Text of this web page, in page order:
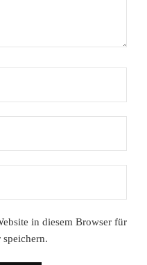
in diesem Browser für